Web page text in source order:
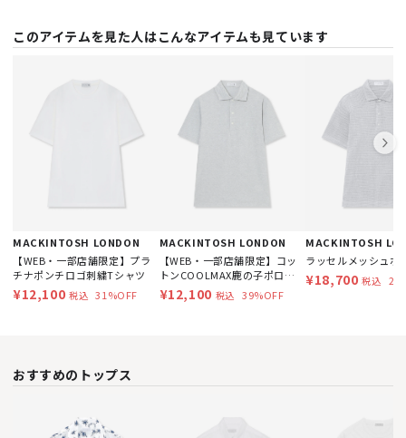
このアイテムを見た人はこんなアイテムも見ています
MACKINTOSH LONDON
【WEB・一部店舗限定】プラ
チナポンチロゴ刺繍Tシャツ
¥12,100 税込 31%OFF
MACKINTOSH LONDON
【WEB・一部店舗限定】コッ
トンCOOLMAX鹿の子ポロシャ
ツ
¥12,100 税込 39%OFF
MACKINTOSH
ラッセルメッシュポ
¥18,700 税込
おすすめのトップス